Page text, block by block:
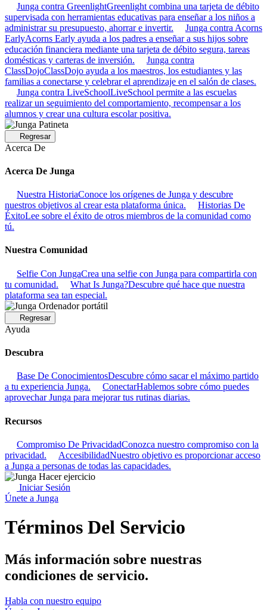
Junga contra GreenlightGreenlight combina una tarjeta de débito
supervisada con herramientas educativas para enseñar a los niños a
administrar su presupuesto, ahorrar e invertir.
Junga contra Acorns
EarlyAcorns Early ayuda a los padres a enseñar a sus hijos sobre
educación financiera mediante una tarjeta de débito segura, tareas
domésticas y carteras de inversión.
Junga contra
ClassDojoClassDojo ayuda a los maestros, los estudiantes y las
familias a conectarse y celebrar el aprendizaje en el salón de clases.
Junga contra LiveSchoolLiveSchool permite a las escuelas
realizar un seguimiento del comportamiento, recompensar a los
alumnos y crear una cultura escolar positiva.
Regresar
Acerca De
Acerca De Junga
Nuestra HistoriaConoce los orígenes de Junga y descubre
nuestros objetivos al crear esta plataforma única.
Historias De
ÉxitoLee sobre el éxito de otros miembros de la comunidad como
tú.
Nuestra Comunidad
Selfie Con JungaCrea una selfie con Junga para compartirla con
tu comunidad.
What Is Junga?Descubre qué hace que nuestra
plataforma sea tan especial.
Regresar
Ayuda
Descubra
Base De ConocimientosDescubre cómo sacar el máximo partido
a tu experiencia Junga.
ConectarHablemos sobre cómo puedes
aprovechar Junga para mejorar tus rutinas diarias.
Recursos
Compromiso De PrivacidadConozca nuestro compromiso con la
privacidad.
AccesibilidadNuestro objetivo es proporcionar acceso
a Junga a personas de todas las capacidades.
Iniciar Sesión
Únete a Junga
Términos Del Servicio
Más información sobre nuestras
condiciones de servicio.
Habla con nuestro equipo